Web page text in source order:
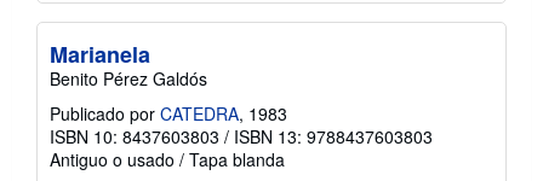
Marianela
Benito Pérez Galdós
Publicado por CATEDRA, 1983
ISBN 10: 8437603803 / ISBN 13: 9788437603803
Antiguo o usado / Tapa blanda